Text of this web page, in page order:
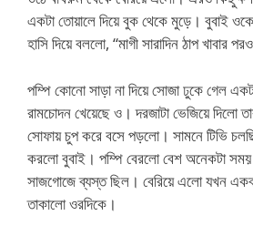
একটা তোয়ালে দিয়ে বুক থেকে মুড়ে। বুবাই
হাসি দিয়ে বললো, “মাগী সারাদিন ঠাপ খাবার
পম্পি কোনো সাড়া না দিয়ে সোজা ঢুকে গেল
রামচোদন খেয়েছে ও। দরজাটা ভেজিয়ে দিলো
সোফায় চুপ করে বসে পড়লো। সামনে টিভি
করলো বুবাই। পম্পি বেরলো বেশ অনেকটা
সাজগোজে ব্যস্ত ছিল। বেরিয়ে এলো যখন
তাকালো ওরদিকে।